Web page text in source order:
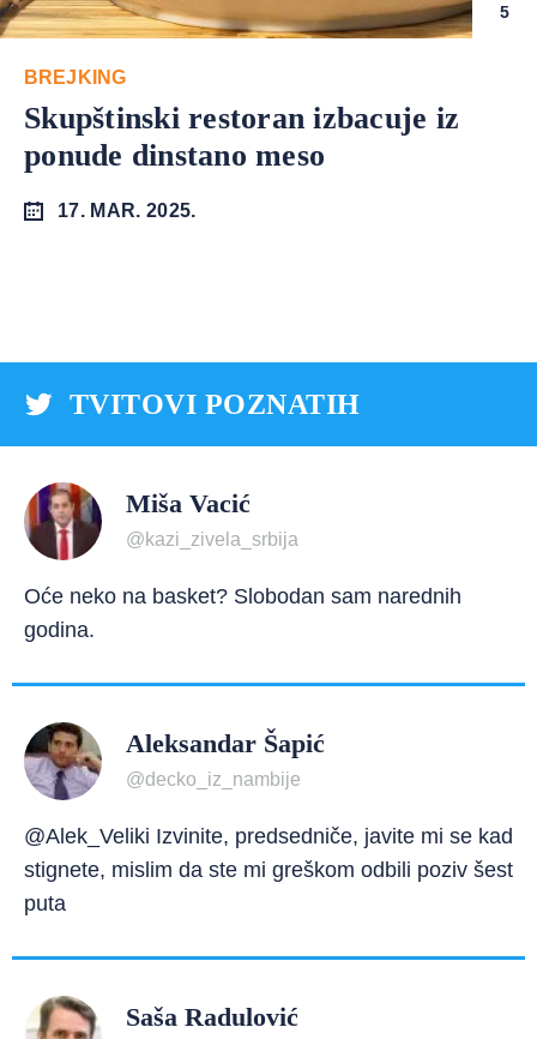
5
BREJKING
Skupštinski restoran izbacuje iz
ponude dinstano meso
17. MAR. 2025.
TVITOVI POZNATIH
Miša Vacić
@kazi_zivela_srbija
Oće neko na basket? Slobodan sam narednih
godina.
Aleksandar Šapić
@decko_iz_nambije
@Alek_Veliki Izvinite, predsedniče, javite mi se kad
stignete, mislim da ste mi greškom odbili poziv šest
puta
Saša Radulović